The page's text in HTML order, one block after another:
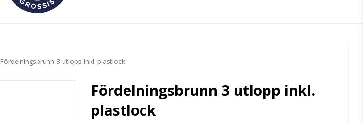
Fördelningsbrunn 3 utlopp inkl. plastlock
Fördelningsbrunn 3 utlopp inkl.
plastlock